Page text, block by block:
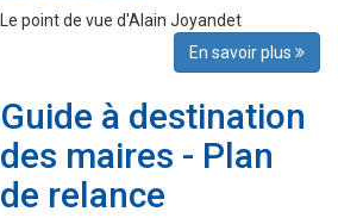
Le point de vue d'Alain Joyandet
En savoir plus
Guide à destination
des maires - Plan
de relance